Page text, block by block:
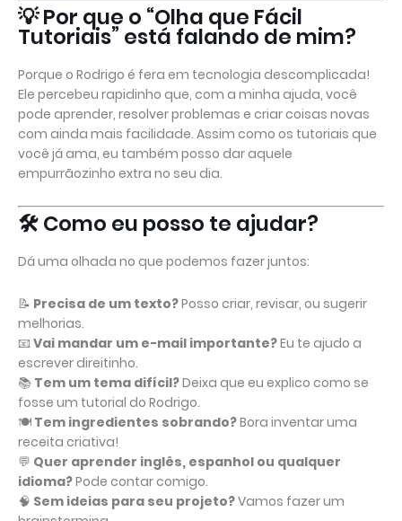
💡 Por que o “Olha que Fácil
Tutoriais” está falando de mim?
Porque o Rodrigo é fera em tecnologia descomplicada!
Ele percebeu rapidinho que, com a minha ajuda, você
pode aprender, resolver problemas e criar coisas novas
com ainda mais facilidade. Assim como os tutoriais que
você já ama, eu também posso dar aquele
empurrãozinho extra no seu dia.
🛠️ Como eu posso te ajudar?
Dá uma olhada no que podemos fazer juntos:
📝 Precisa de um texto?Posso criar, revisar, ou sugerir
melhorias.
📧 Vai mandar um e-mail importante?Eu te ajudo a
escrever direitinho.
📚 Tem um tema difícil?Deixa que eu explico como se
fosse um tutorial do Rodrigo.
🍽️ Tem ingredientes sobrando?Bora inventar uma
receita criativa!
💬 Quer aprender inglês, espanhol ou qualquer
idioma?Pode contar comigo.
🧠 Sem ideias para seu projeto?Vamos fazer um